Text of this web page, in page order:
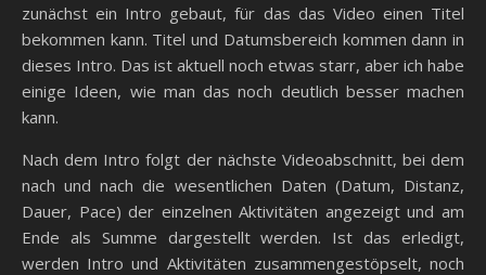
zunächst ein Intro gebaut, für das das Video einen Titel
bekommen kann. Titel und Datumsbereich kommen dann in
dieses Intro. Das ist aktuell noch etwas starr, aber ich habe
einige Ideen, wie man das noch deutlich besser machen
kann.
Nach dem Intro folgt der nächste Videoabschnitt, bei dem
nach und nach die wesentlichen Daten (Datum, Distanz,
Dauer, Pace) der einzelnen Aktivitäten angezeigt und am
Ende als Summe dargestellt werden. Ist das erledigt,
werden Intro und Aktivitäten zusammengestöpselt, noch